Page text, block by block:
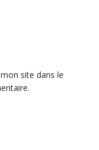
site dans le